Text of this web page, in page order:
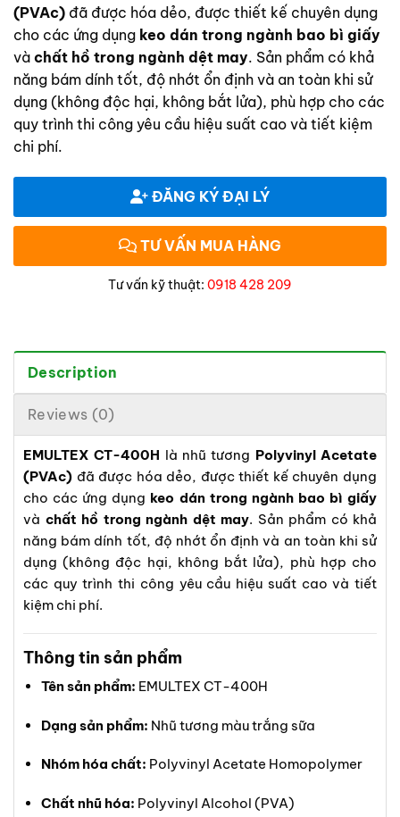
(PVAc) đã được hóa dẻo, được thiết kế chuyên dụng
cho các ứng dụng keo dán trong ngành bao bì giấy
và chất hồ trong ngành dệt may. Sản phẩm có khả
năng bám dính tốt, độ nhớt ổn định và an toàn khi sử
dụng (không độc hại, không bắt lửa), phù hợp cho các
quy trình thi công yêu cầu hiệu suất cao và tiết kiệm
chi phí.
ĐĂNG KÝ ĐẠI LÝ
TƯ VẤN MUA HÀNG
Tư vấn kỹ thuật: 0918 428 209
Description
Reviews (0)
EMULTEX CT-400H là nhũ tương Polyvinyl Acetate
(PVAc) đã được hóa dẻo, được thiết kế chuyên dụng
cho các ứng dụng keo dán trong ngành bao bì giấy
và chất hồ trong ngành dệt may. Sản phẩm có khả
năng bám dính tốt, độ nhớt ổn định và an toàn khi sử
dụng (không độc hại, không bắt lửa), phù hợp cho
các quy trình thi công yêu cầu hiệu suất cao và tiết
kiệm chi phí.
Thông tin sản phẩm
Tên sản phẩm: EMULTEX CT-400H
Dạng sản phẩm: Nhũ tương màu trắng sữa
Nhóm hóa chất: Polyvinyl Acetate Homopolymer
Chất nhũ hóa: Polyvinyl Alcohol (PVA)